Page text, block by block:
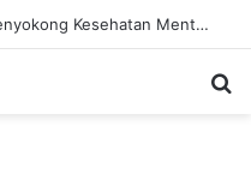
Peran Aktivitas Alam dalam Menyokong Kesehatan Mental dan Menenangkan Pikiran di Masa Sulit